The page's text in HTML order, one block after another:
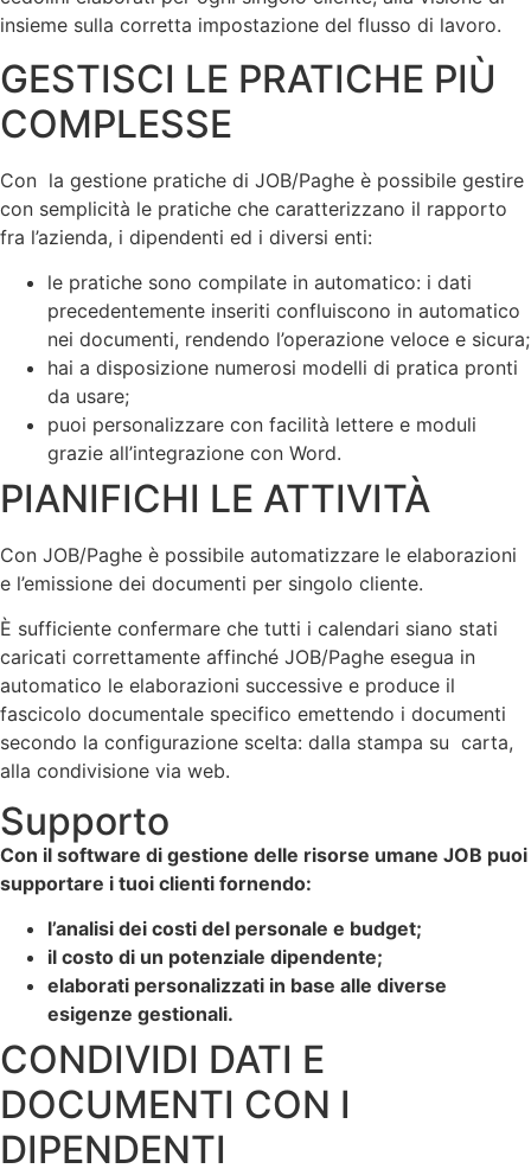
insieme sulla corretta impostazione del flusso di lavoro.
GESTISCI LE PRATICHE PIÙ
COMPLESSE
Con la gestione pratiche di JOB/Paghe è possibile gestire
con semplicità le pratiche che caratterizzano il rapporto
fra l’azienda, i dipendenti ed i diversi enti:
le pratiche sono compilate in automatico: i dati
precedentemente inseriti confluiscono in automatico
nei documenti, rendendo l’operazione veloce e sicura;
hai a disposizione numerosi modelli di pratica pronti
da usare;
puoi personalizzare con facilità lettere e moduli
grazie all’integrazione con Word.
PIANIFICHI LE ATTIVITÀ
Con JOB/Paghe è possibile automatizzare le elaborazioni
e l’emissione dei documenti per singolo cliente.
È sufficiente confermare che tutti i calendari siano stati
caricati correttamente affinché JOB/Paghe esegua in
automatico le elaborazioni successive e produce il
fascicolo documentale specifico emettendo i documenti
secondo la configurazione scelta: dalla stampa su carta,
alla condivisione via web.
Supporto
Con il software di gestione delle risorse umane JOB puoi
supportare i tuoi clienti fornendo:
l’analisi dei costi del personale e budget;
il costo di un potenziale dipendente;
elaborati personalizzati in base alle diverse
esigenze gestionali.
CONDIVIDI DATI E
DOCUMENTI CON I
DIPENDENTI